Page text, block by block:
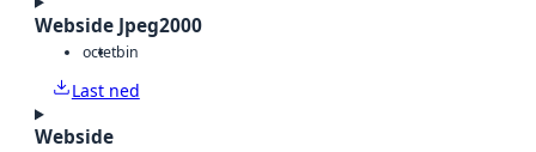
Webside Jpeg2000
octetbin
Last ned
Webside